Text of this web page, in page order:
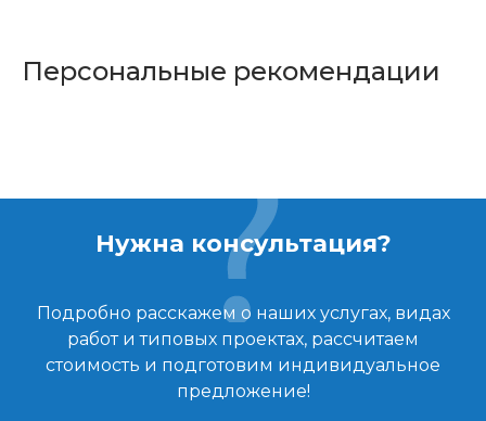
Персональные рекомендации
Нужна консультация?
Подробно расскажем о наших услугах, видах
работ и типовых проектах, рассчитаем
стоимость и подготовим индивидуальное
предложение!